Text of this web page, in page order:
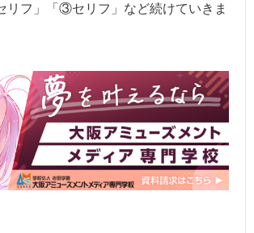
リフ」「③セリフ」など続けていきま